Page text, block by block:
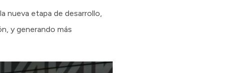
nueva etapa de desarrollo,
y generando más